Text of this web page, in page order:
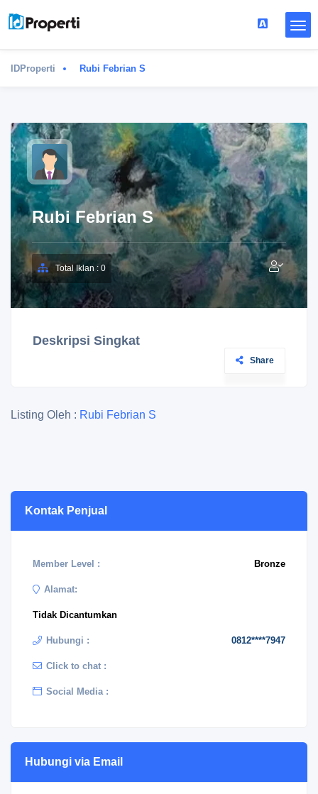
IDProperti Rubi Febrian S
Rubi Febrian S
Total Iklan : 0
Deskripsi Singkat
Share
Listing Oleh : Rubi Febrian S
Kontak Penjual
Member Level : Bronze
Alamat:
Tidak Dicantumkan
Hubungi : 0812****7947
Click to chat :
Social Media :
Hubungi via Email